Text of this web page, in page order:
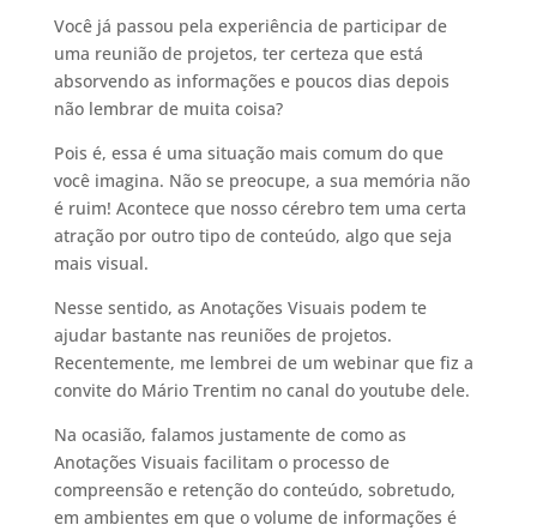
Você já passou pela experiência de participar de
uma reunião de projetos, ter certeza que está
absorvendo as informações e poucos dias depois
não lembrar de muita coisa?
Pois é, essa é uma situação mais comum do que
você imagina. Não se preocupe, a sua memória não
é ruim! Acontece que nosso cérebro tem uma certa
atração por outro tipo de conteúdo, algo que seja
mais visual.
Nesse sentido, as Anotações Visuais podem te
ajudar bastante nas reuniões de projetos.
Recentemente, me lembrei de um webinar que fiz a
convite do Mário Trentim no canal do youtube dele.
Na ocasião, falamos justamente de como as
Anotações Visuais facilitam o processo de
compreensão e retenção do conteúdo, sobretudo,
em ambientes em que o volume de informações é